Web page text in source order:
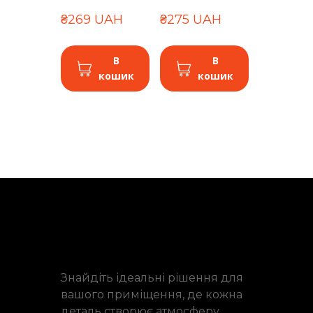
₴269 UAH
В
кошик
₴275 UAH
В
кошик
Знайдіть ідеальні рішення для
вашого приміщення, де кожна